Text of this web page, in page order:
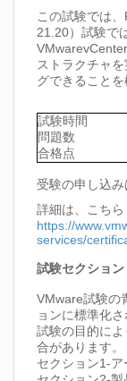
この試験では
21.20）試験で
ストラクチャ
グできることを
試験時間
問題数
合格点
受験の申し込み
詳細は、こちら
https://
services/
試験セクション
VMware試験の
ョンに標準化さ
試験の目的に
合があります。
セクション1-